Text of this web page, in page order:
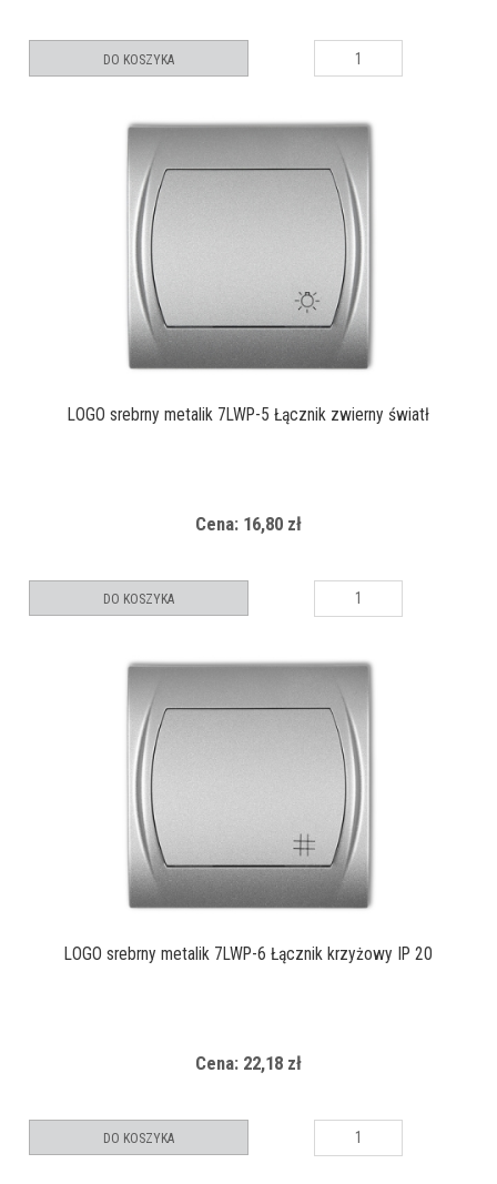
DO KOSZYKA
LOGO srebrny metalik 7LWP-5 Łącznik zwierny światł
Cena: 16,80 zł
DO KOSZYKA
LOGO srebrny metalik 7LWP-6 Łącznik krzyżowy IP 20
Cena: 22,18 zł
DO KOSZYKA